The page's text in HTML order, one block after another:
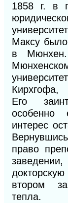
1858 г. в
Максу
в
Кирхгофа,
Его
интерес
Вернув
право пре
втором
тепла.